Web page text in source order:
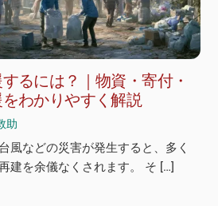
るには？｜物資・寄付・
わかりやすく解説
助
風などの災害が発生すると、多く
建を余儀なくされます。 そ […]